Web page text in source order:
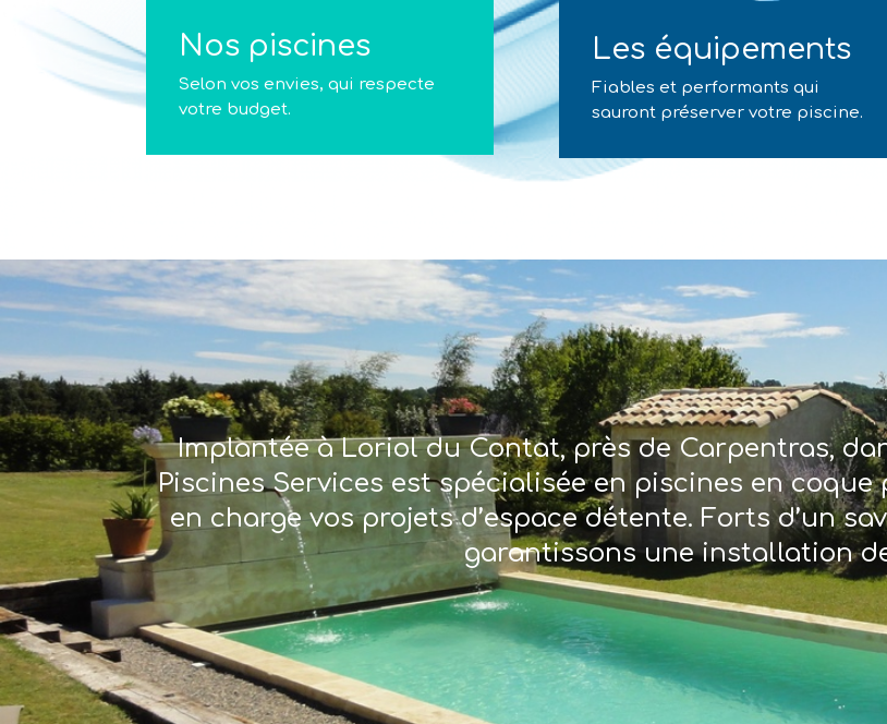
Nos piscines
Selon vos envies, qui respecte
votre budget.
Les équipements
Fiables et performants qui
sauront préserver votre piscine.
Implantée à Loriol du Contat, près de Carpentras,
Piscines Services est spécialisée en piscines en
en charge vos projets d’espace détente. Forts d’un
garantissons une installation